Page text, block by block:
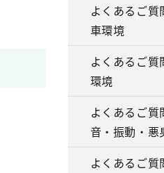
よくあるご
車環境
よくあるご
環境
よくあるご
音・振動・悪
よくあるご